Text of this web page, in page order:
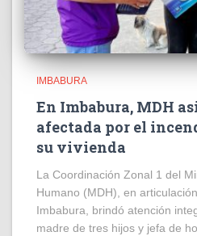
IMBABURA
En Imbabura, MDH
afectada por el
su vivienda
La Coordinación Zonal 1 del
Humano (MDH), en
Imbabura, brindó atención
madre de tres hijos y jefa de